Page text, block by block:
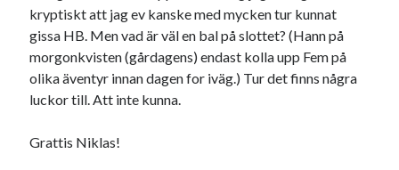
kryptiskt att jag ev kanske med mycken tur kunnat
gissa HB. Men vad är väl en bal på slottet? (Hann på
morgonkvisten (gårdagens) endast kolla upp Fem på
olika äventyr innan dagen for iväg.) Tur det finns några
luckor till. Att inte kunna.
Grattis Niklas!